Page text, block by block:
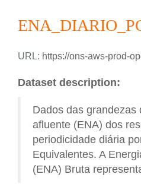
URL: https://ons-aws-prod-
Dataset description:
Dados das grandezas
afluente (ENA) dos
periodicidade diária
Equivalentes. A
(ENA) Bruta